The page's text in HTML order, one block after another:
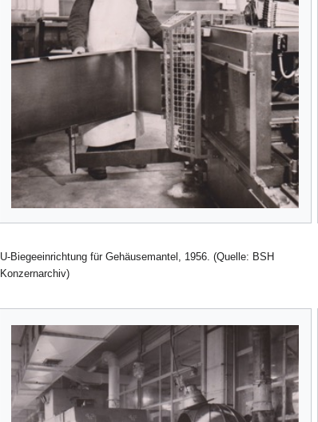
U-Biegeeinrichtung für Gehäusemantel, 1956. (Quelle: BSH
Konzernarchiv)